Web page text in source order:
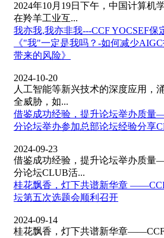
2024年10月19日下午，中国计算机
在羚羊工业互...
我亦我,我亦非我---CCF YOCSEF保
《"我"一定是我吗？-如何减少
带来的风险》
2024-10-20
人工智能等新兴技术的深度应用，
全威胁，如...
借鉴成功经验，提升论坛举办质量
分论坛举办参加总部论坛经验分享
2024-09-23
借鉴成功经验，提升论坛举办质量
分论坛CLUB活...
桂花飘香，灯下共谱新华章
坛第五次选题会顺利召开
2024-09-14
桂花飘香，灯下共谱新华章